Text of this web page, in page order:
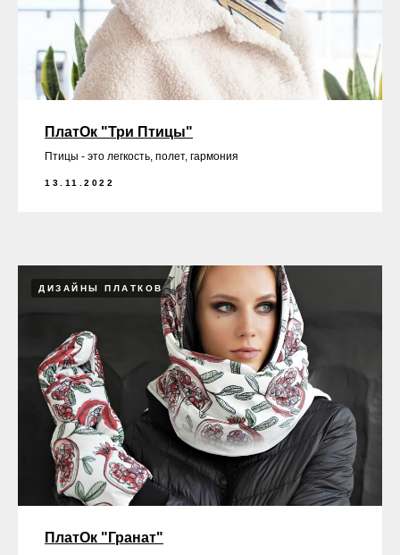
ПлатОк "Три Птицы"
Птицы - это легкость, полет, гармония
13.11.2022
ДИЗАЙНЫ ПЛАТКОВ
ПлатОк "Гранат"